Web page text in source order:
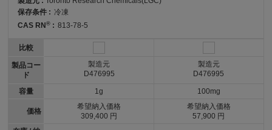
保存条件 : 冷凍
CAS RN® : 813-78-5
比較
製品コー
ド
容量
価格
製造元
D476995
1g
希望納入価格
309,400 円
製造元
D476995
100mg
希望納入価格
57,900 円